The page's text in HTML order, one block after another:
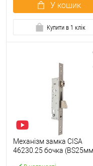
У кошик
Купити в 1 клік
Механізм замка CISA
46230.25 бочка